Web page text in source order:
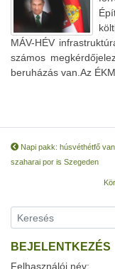
MÁV-HÉV
számos
beruházás van.Az
Napi pakk: húsvéthétfő
szaharai por is Szegeden
BEJELENTKEZÉS
Felhasználói név: